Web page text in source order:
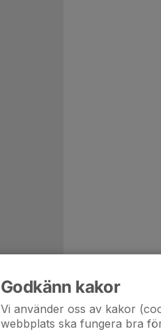
Godkänn kakor
Vi använder oss av kakor
webbplats ska fungera bra